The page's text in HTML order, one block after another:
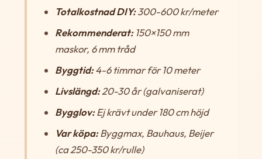
Totalkostnad DIY:300-600 kr/meter
Rekommenderat:150×150 mm
maskor, 6 mm tråd
Byggtid:4-6 timmar för 10 meter
Livslängd:20-30 år (galvaniserat)
Bygglov:Ej krävt under 180 cm höjd
Var köpa:Byggmax, Bauhaus, Beijer
(ca 250-350 kr/rulle)